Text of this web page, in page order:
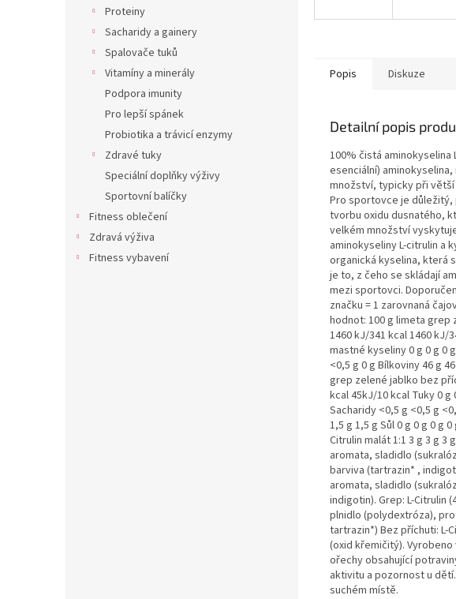
Proteiny
Sacharidy a gainery
Spalovače tuků
Vitamíny a minerály
Podpora imunity
Pro lepší spánek
Probiotika a trávicí enzymy
Zdravé tuky
Speciální doplňky výživy
Sportovní balíčky
Fitness oblečení
Zdravá výživa
Fitness vybavení
Popis Diskuze
Detailní popis
100% čistá aminokyselina
esenciální)
množství, typicky při
Pro sportovce je
tvorbu oxidu dusnatého,
velkém množství
aminokyseliny L-citrulin a
organická kyselina, která
je to, z čeho se skládají
mezi sportovci.
značku = 1 zarovnaná
hodnot: 100 g limeta grep
1460 kJ/341 kcal 1460 kJ/
mastné kyseliny 0 g 0 g 0
<0,5 g 0 g Bílkoviny 46 g
grep zelené jablko bez
kcal 45kJ/10 kcal Tuky 0
Sacharidy <0,5 g <0,5 g
1,5 g 1,5 g Sůl 0 g 0 g 0 g
Citrulin malát 1:1 3 g 3 g 3
aromata, sladidlo
barviva (tartrazin* ,
aromata, sladidlo
indigotin). Grep: L-Citrulin
plnidlo (polydextróza),
tartrazin*) Bez příchuti: L-
(oxid křemičitý).
ořechy obsahující
aktivitu a pozornost u
suchém místě.